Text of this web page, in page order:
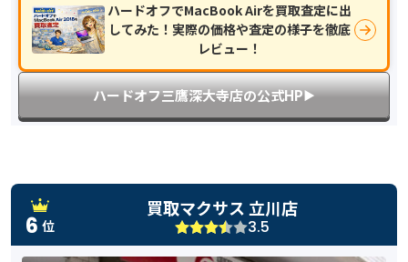
ハードオフ三鷹深大寺店の公式HP▶︎
ハードオフでMacBook Airを買取査定に出
してみた！実際の価格や査定の様子を徹底
レビュー！
6 位
買取マクサス 立川店
3.5